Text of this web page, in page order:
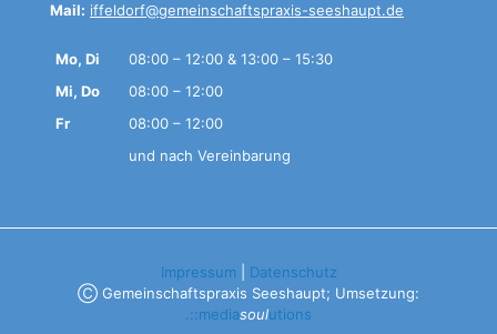
Mail: iffeldorf@gemeinschaftspraxis-seeshaupt.de
Mo, Di
08:00 – 12:00 & 13:00 – 15:30
Mi, Do
08:00 – 12:00
Fr
08:00 – 12:00
und nach Vereinbarung
Impressum
Datenschutz
Ⓒ Gemeinschaftspraxis Seeshaupt; Umsetzung:
.::mediasoulutions